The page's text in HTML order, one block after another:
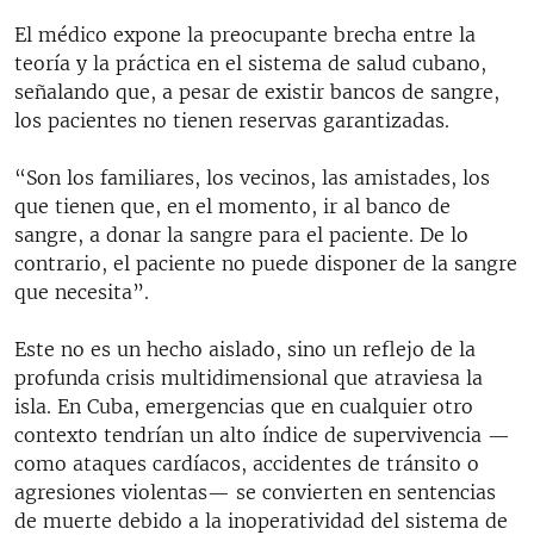
El médico expone la preocupante brecha entre la
teoría y la práctica en el sistema de salud cubano,
señalando que, a pesar de existir bancos de sangre,
los pacientes no tienen reservas garantizadas.
“Son los familiares, los vecinos, las amistades, los
que tienen que, en el momento, ir al banco de
sangre, a donar la sangre para el paciente. De lo
contrario, el paciente no puede disponer de la sangre
que necesita”.
Este no es un hecho aislado, sino un reflejo de la
profunda crisis multidimensional que atraviesa la
isla. En Cuba, emergencias que en cualquier otro
contexto tendrían un alto índice de supervivencia —
como ataques cardíacos, accidentes de tránsito o
agresiones violentas— se convierten en sentencias
de muerte debido a la inoperatividad del sistema de